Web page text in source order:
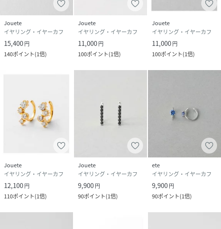
Jouete
イヤリング・イヤーカフ
15,400円
140ポイント(1倍)
Jouete
イヤリング・イヤーカフ
11,000円
100ポイント(1倍)
Jouete
イヤリング・イヤーカフ
11,000円
100ポイント(1倍)
Jouete
イヤリング・イヤーカフ
12,100円
110ポイント(1倍)
Jouete
イヤリング・イヤーカフ
9,900円
90ポイント(1倍)
ete
イヤリング・イヤーカフ
9,900円
90ポイント(1倍)